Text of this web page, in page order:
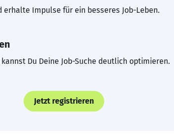
erhalte Impulse für ein besseres Job-Leben.
Du Deine Job-Suche deutlich optimieren.
Jetzt registrieren